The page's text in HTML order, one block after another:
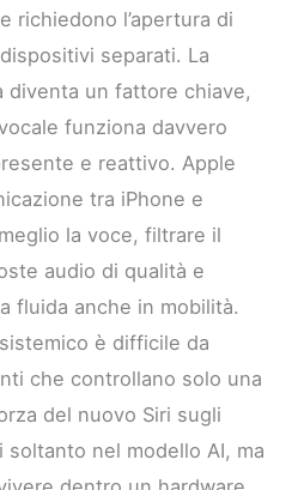
richiedono l’apertura di
separati. La
diventa un fattore chiave,
funziona davvero
e reattivo. Apple
tra iPhone e
la voce, filtrare il
audio di qualità e
fluida anche in mobilità.
è difficile da
che controllano solo una
del nuovo Siri sugli
nel modello AI, ma